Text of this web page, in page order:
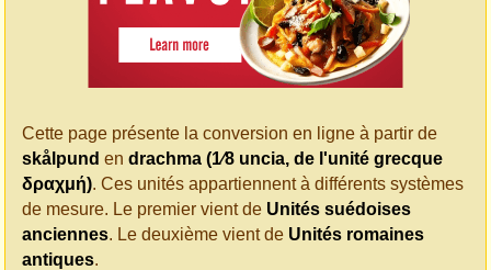
Cette page présente la conversion en ligne à partir de
skålpund en drachma (1⁄8 uncia, de l'unité grecque
δραχμή). Ces unités appartiennent à différents systèmes
de mesure. Le premier vient de Unités suédoises
anciennes. Le deuxième vient de Unités romaines
antiques.